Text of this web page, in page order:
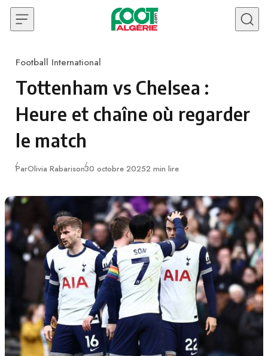
Skip to content
Category
Football International
Tottenham vs Chelsea :
Heure et chaîne où regarder
le match
ParOlivia RabarisonPublié
30 octobre 20252 min lire